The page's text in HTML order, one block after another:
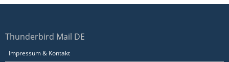
Thunderbird Mail DE
Impressum & Kontakt